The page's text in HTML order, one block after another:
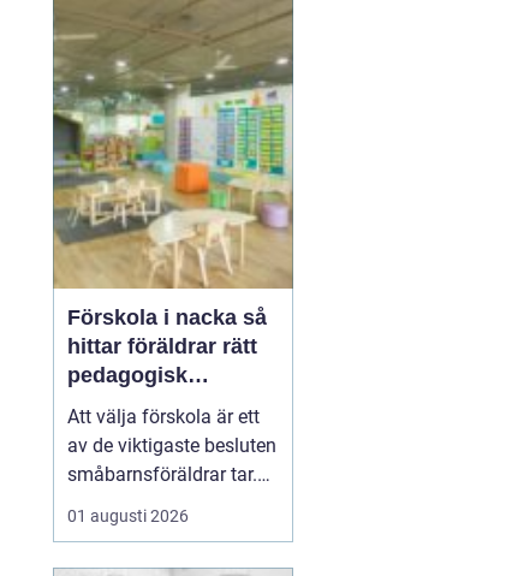
smyckena är värda mer
än bara metallvärdet, hur
processen går till och
vilken köpare som går
att lita på. För den som
söker infor...
Förskola i nacka så
hittar föräldrar rätt
pedagogisk
trygghet
Att välja förskola är ett
av de viktigaste besluten
småbarnsföräldrar tar.
Omsorg, trygghet,
pedagogik och praktisk
01 augusti 2026